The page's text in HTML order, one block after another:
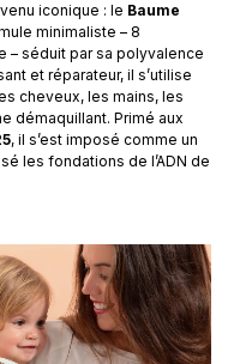
iconique : le Baume
minimaliste – 8
– séduit par sa polyvalence
et réparateur, il s’utilise
cheveux, les mains, les
démaquillant. Primé aux
, il s’est imposé comme un
les fondations de l’ADN de